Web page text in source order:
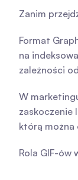
Zanim
Format
na
zależności
W
zaskoczenie
którą można
Rola GIF-